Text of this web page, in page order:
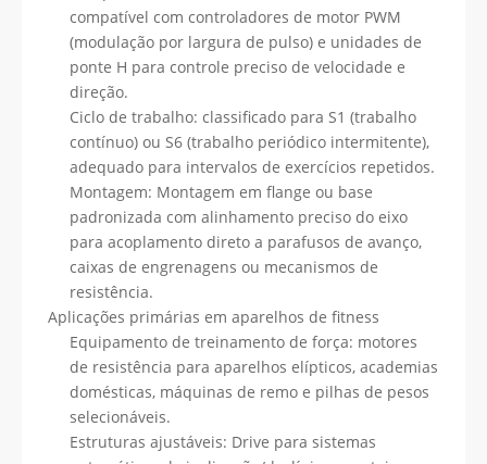
compatível com controladores de motor PWM
(modulação por largura de pulso) e unidades de
ponte H para controle preciso de velocidade e
direção.
Ciclo de trabalho: classificado para S1 (trabalho
contínuo) ou S6 (trabalho periódico intermitente),
adequado para intervalos de exercícios repetidos.
Montagem: Montagem em flange ou base
padronizada com alinhamento preciso do eixo
para acoplamento direto a parafusos de avanço,
caixas de engrenagens ou mecanismos de
resistência.
Aplicações primárias em aparelhos de fitness
Equipamento de treinamento de força: motores
de resistência para aparelhos elípticos, academias
domésticas, máquinas de remo e pilhas de pesos
selecionáveis.
Estruturas ajustáveis: Drive para sistemas